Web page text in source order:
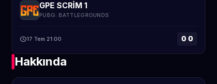
GPE SCRİM 1
PUBG: BATTLEGROUNDS
schedule17 Tem 21:00 0 0
Hakkında